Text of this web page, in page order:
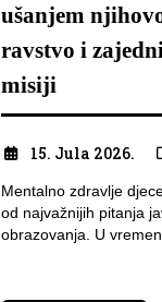
ušanjem
ravstvo i
misiji
15. Jula 2026.
Mentalno zdravlje
od najvažnijih pitanja
obrazovanja. U